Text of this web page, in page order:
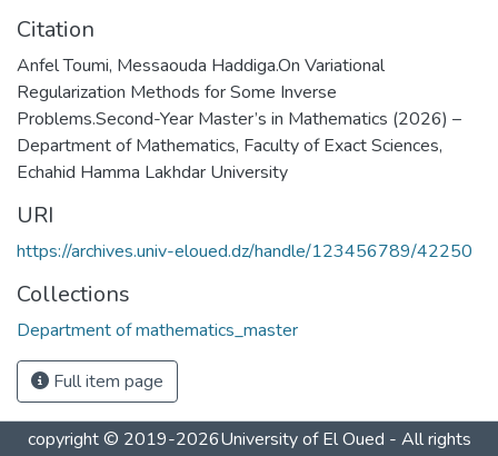
Citation
Anfel Toumi, Messaouda Haddiga.On Variational
Regularization Methods for Some Inverse
Problems.Second-Year Master’s in Mathematics (2026) –
Department of Mathematics, Faculty of Exact Sciences,
Echahid Hamma Lakhdar University
URI
https://archives.univ-eloued.dz/handle/123456789/42250
Collections
Department of mathematics_master
Full item page
copyright © 2019-2026University of El Oued - All rights